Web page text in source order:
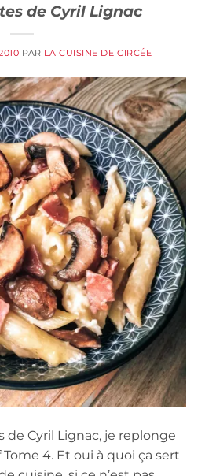
de Cyril Lignac
PAR LA CUISINE DE CIRCÉE
de Cyril Lignac, je replonge
4. Et oui à quoi ça sert